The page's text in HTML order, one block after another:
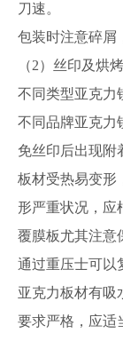
刀速。
包装时注意碎屑
（2）丝印及烘烤
不同类型亚克力
不同品牌亚克力
免丝印后出现附
板材受热易变形
形严重状况，应
覆膜板尤其注意
通过重压士可以
亚克力板材有吸
要求严格，应适